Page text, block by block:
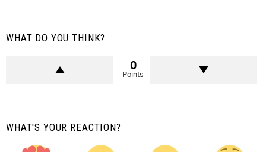
WHAT DO YOU THINK?
0
Points
WHAT'S YOUR REACTION?